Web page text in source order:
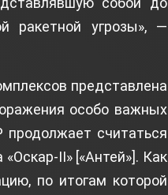
ракетной угрозы», —
представлена
особо важных
считаться
II» [«Антей»]. Как
по итогам которой